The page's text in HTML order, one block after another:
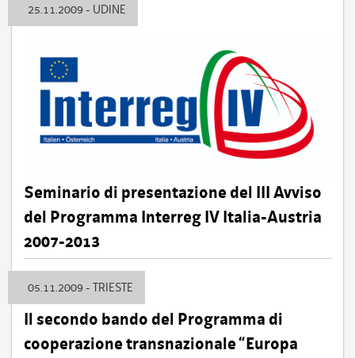
25.11.2009 - UDINE
Seminario di presentazione del III Avviso
del Programma Interreg IV Italia-Austria
2007-2013
05.11.2009 - TRIESTE
Il secondo bando del Programma di
cooperazione transnazionale “Europa